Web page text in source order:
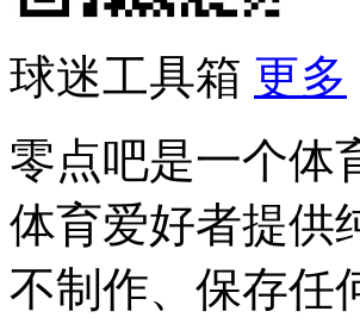
球迷工具箱 更多
零点吧是一个体
体育爱好者提供
不制作、保存任